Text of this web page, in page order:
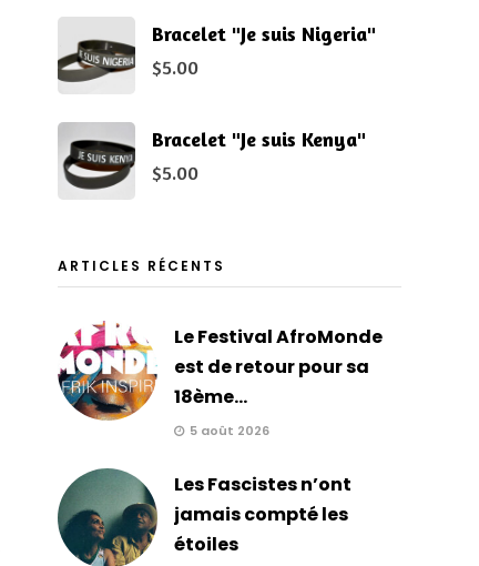
Bracelet "Je suis Nigeria"
$5.00
Bracelet "Je suis Kenya"
$5.00
ARTICLES RÉCENTS
Le Festival AfroMonde
est de retour pour sa
18ème...
5 août 2026
Les Fascistes n’ont
jamais compté les
étoiles